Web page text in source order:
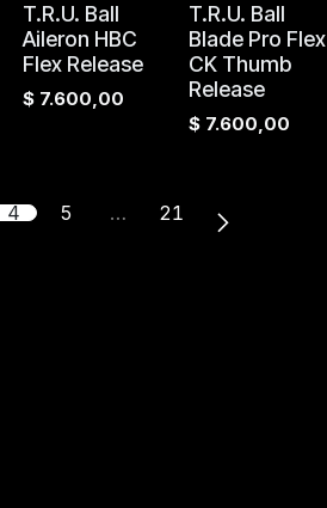
T.R.U. Ball
Aileron HBC
Flex Release
$ 7.600,00
T.R.U. Ball
Blade Pro Flex
CK Thumb
Release
$ 7.600,00
4 5 … 21